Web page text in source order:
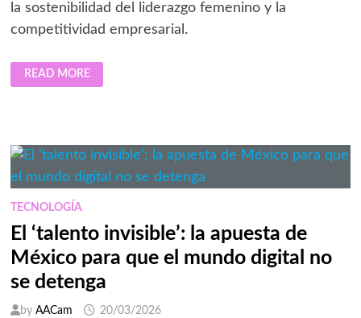
la sostenibilidad del liderazgo femenino y la
competitividad empresarial.
MUJERES
EN
LA
EL
PRECIO
SILENCIOSO
DEL
LIDERAZGO
FEMENINO
EN
MÉXICO
READ MORE
TECNOLOGÍA
El ‘talento invisible’: la apuesta de
México para que el mundo digital no
se detenga
by AACam 20/03/2026